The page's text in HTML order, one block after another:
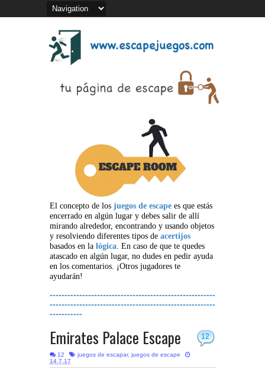
El concepto de los juegos de escape es que estás
encerrado en algún lugar y debes salir de allí
mirando alrededor, encontrando y usando objetos
y resolviendo diferentes tipos de acertijos
basados en la lógica. En caso de que te quedes
atascado en algún lugar, no dudes en pedir ayuda
en los comentarios. ¡Otros jugadores te
ayudarán!
--------------------------------------------------------
--------------------------------------------------------
-----------
12
Emirates Palace Escape
12 juegos de escapar, juegos de escape
14.7.17